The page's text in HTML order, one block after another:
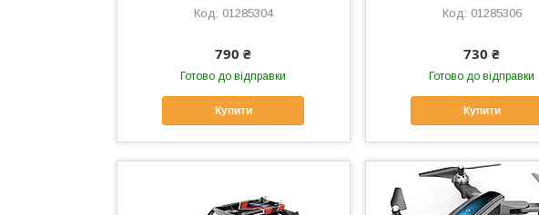
01285304
790 ₴
Готово до відправки
Купити
дорослих,
01285306
730 ₴
Готово до відправки
Купити